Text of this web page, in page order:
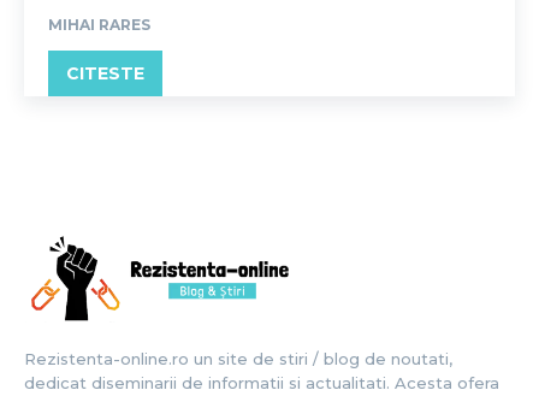
MIHAI RARES
CITESTE
Rezistenta-online.ro un site de stiri / blog de noutati,
dedicat diseminarii de informatii si actualitati. Acesta ofera